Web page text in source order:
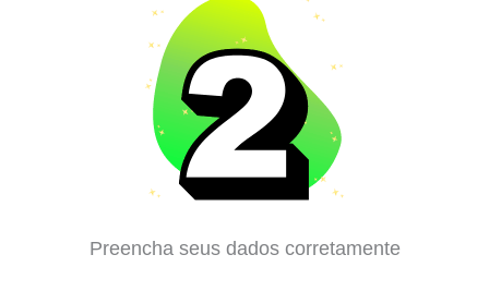
Preencha seus dados corretamente